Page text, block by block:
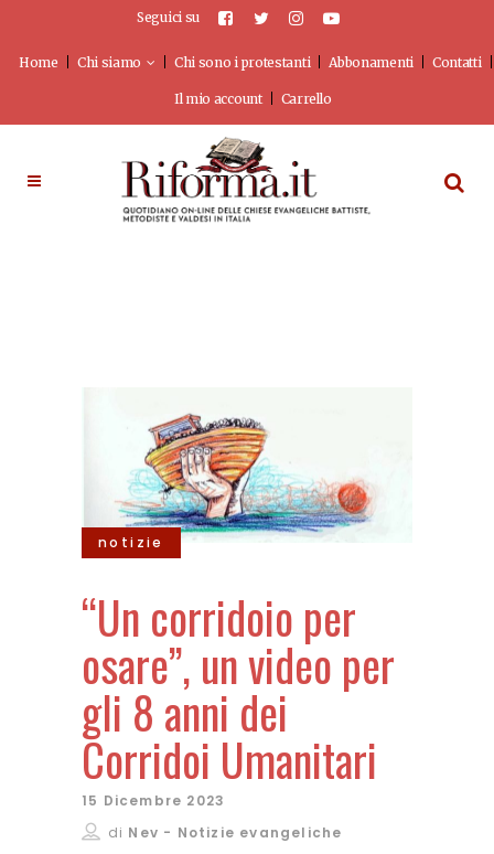
Seguici su
Home Chi siamo Chi sono i protestanti Abbonamenti Contatti
Il mio account Carrello
notizie
“Un corridoio per
osare”, un video per
gli 8 anni dei
Corridoi Umanitari
15 Dicembre 2023
di Nev - Notizie evangeliche